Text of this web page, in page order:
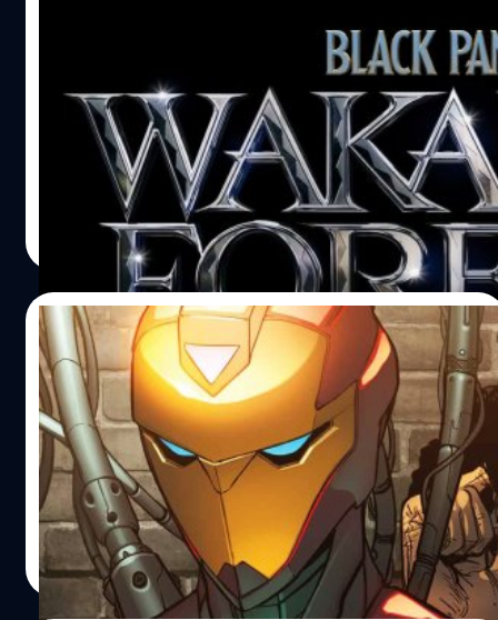
กับเราตลอดไป" ภายในตัวอย่างยังมีฉากที่น่าสนใจมากมาย
เช่น ฉากที่มีเด็กทารก ซึ่งไม่รู้จะเกี่ยวข้องกับแบล็ค แพนเธอร์
อย่างไร หรือ ฉากที่เผยให้เห็นเผ่าพันธุ์จากใต้น้ำที่เราไม่เคย
เห็นมาก่อนจากภาคแรก แต่ที่แน่ ๆ ตัวภาพยนตร์จะดำเนิน
เรื่องราวหลังยุคกษัตริย์ที ชัลลา โดยมีรามอนดา (Ramonda)
มารดาของที ชัลลา…
‘Black Panther : Wanakda Forever’ ถ่ายทำ
ทวิตเตอร์ 'Black Panther: Wakanda Forever News' อย่าง
เป็นทางการ ได้ยืนยันว่า ภาพยนตร์ได้ถ่ายทำเสร็จแล้ว
ปรีดี ฤกษ์วลีกุล | 1596 days ago
Read More
20/08/2021
‘Black Panther 2’ จะเปิดตัว Ironheart ซู
เปอร์ฮีโรใหม่ที่เป็น Iron Man เวอร์ชันผู้หญิง
ดอมีนีก ทอร์น จะเปิดตัวในจักรวาล MCU ครั้งแรกใน 'Black
Panther: Wakanda Forever' โดยเธอจะรับบทเป็น Ironheart
ปรีดี ฤกษ์วลีกุล| 1814 days ago
Read More